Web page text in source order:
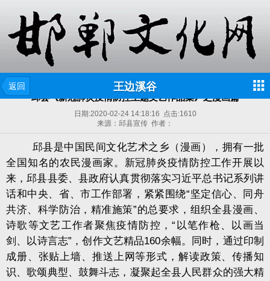
返回 王边溪谷
邱县《新冠肺炎疫情防控主题文艺作品集》之漫画篇
日期:2020-02-24 14:18:16 点击:1610
来源：邱县宣传 作者：
邱县是中国民间文化艺术之乡（漫画），拥有一批
全国知名的农民漫画家。新冠肺炎疫情防控工作开展以
来，邱县县委、县政府认真贯彻落实习近平总书记系列讲
话和中央、省、市工作部署，紧紧围绕“坚定信心、同舟
共济、科学防治，精准施策”的总要求，组织全县漫画、
诗歌等文艺工作者聚焦疫情防控，“以笔作枪、以画当
剑、以诗言志”，创作文艺精品160余幅。同时，通过印制
成册、张贴上墙、推送上网等形式，解读政策、传播知
识、歌颂典型、鼓舞斗志，凝聚起全县人民群众的强大精